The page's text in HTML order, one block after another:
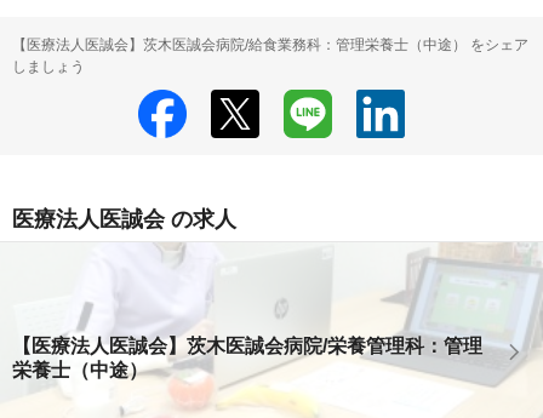
【医療法人医誠会】茨木医誠会病院/給食業務科：管理栄養士（中途） をシェア
しましょう
医療法人医誠会 の求人
【医療法人医誠会】茨木医誠会病院/栄養管理科：管理
栄養士（中途）